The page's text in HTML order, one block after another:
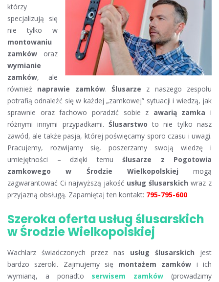
którzy
specjalizują się
nie tylko w
montowaniu
zamków oraz
wymianie
zamków, ale
również naprawie zamków.Ślusarze z naszego zespołu
potrafią odnaleźć się w każdej „zamkowej” sytuacji i wiedzą, jak
sprawnie oraz fachowo poradzić sobie z awarią zamka i
różnymi innymi przypadkami. Ślusarstwo to nie tylko nasz
zawód, ale także pasja, której poświęcamy sporo czasu i uwagi.
Pracujemy, rozwijamy się, poszerzamy swoją wiedzę i
umiejętności – dzięki temu ślusarze z Pogotowia
zamkowego w Środzie Wielkopolskiej mogą
zagwarantować Ci najwyższą jakość usług ślusarskich wraz z
przyjazną obsługą. Zapamiętaj ten kontakt: 795-795-600
Szeroka oferta usług ślusarskich
w Środzie Wielkopolskiej
Wachlarz świadczonych przez nas usług ślusarskich jest
bardzo szeroki. Zajmujemy się montażem zamków i ich
wymianą, a ponadto serwisem zamków (prowadzimy